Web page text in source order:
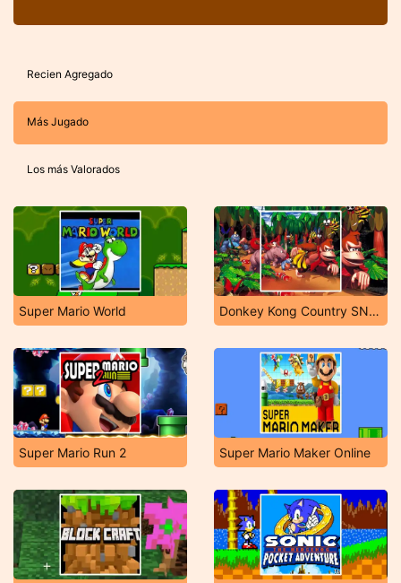
Recien Agregado
Más Jugado
Los más Valorados
Super Mario World Donkey Kong Country SNES
Super Mario Run 2 Super Mario Maker Online